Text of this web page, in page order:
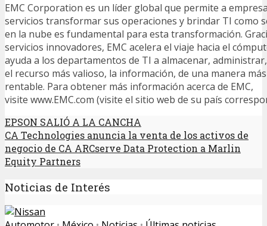
EMC Corporation es un líder global que permite a
servicios transformar sus operaciones y brindar TI como
en la nube es fundamental para esta transformación.
servicios innovadores, EMC acelera el viaje hacia el
ayuda a los departamentos de TI a almacenar,
el recurso más valioso, la información, de una manera
rentable. Para obtener más información acerca de EMC,
visite www.EMC.com (visite el sitio web de su país
EPSON SALIÓ A LA CANCHA
CA Technologies anuncia la venta de los activos de
negocio de CA ARCserve Data Protection a Marlin
Equity Partners
Noticias de Interés